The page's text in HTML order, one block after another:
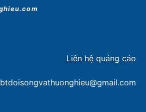
Liên hệ quảng cáo